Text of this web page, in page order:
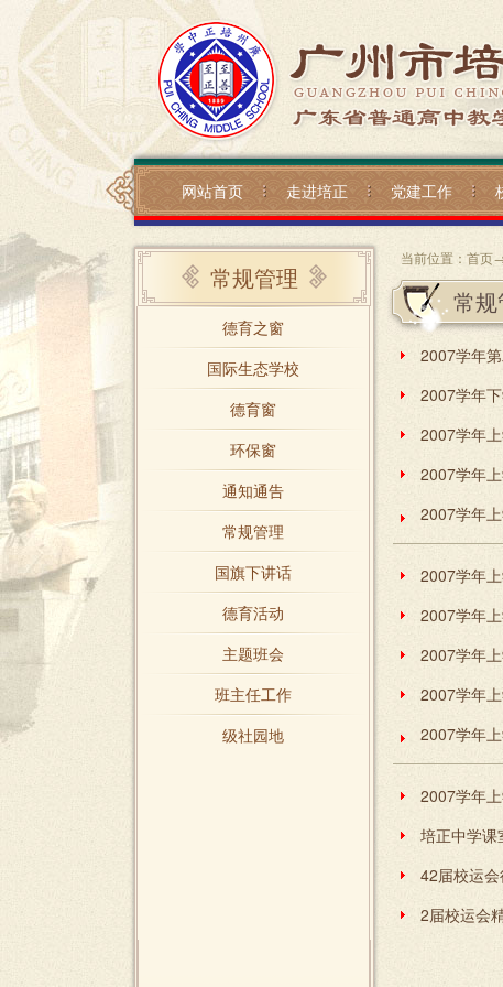
网站首页 走进培正 党建工作
常规管理
德育之窗
国际生态学校
德育窗
环保窗
通知通告
常规管理
国旗下讲话
德育活动
主题班会
班主任工作
级社园地
当前位置： 首页
常规
2007学年
2007学年
2007学年
2007学年
2007学年
2007学年
2007学年
培正中学课
42届校运
2届校运会